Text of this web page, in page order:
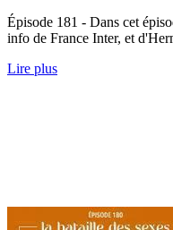
Épisode 181 - Dans cet
info de France Inter, et
Lire plus